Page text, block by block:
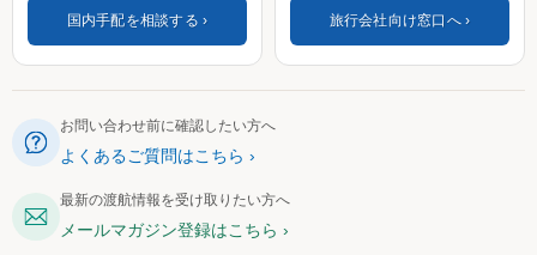
国内手配を相談する 旅行会社向け窓口へ
お問い合わせ前に確認したい方へ
よくあるご質問はこちら
最新の渡航情報を受け取りたい方へ
メールマガジン登録はこちら